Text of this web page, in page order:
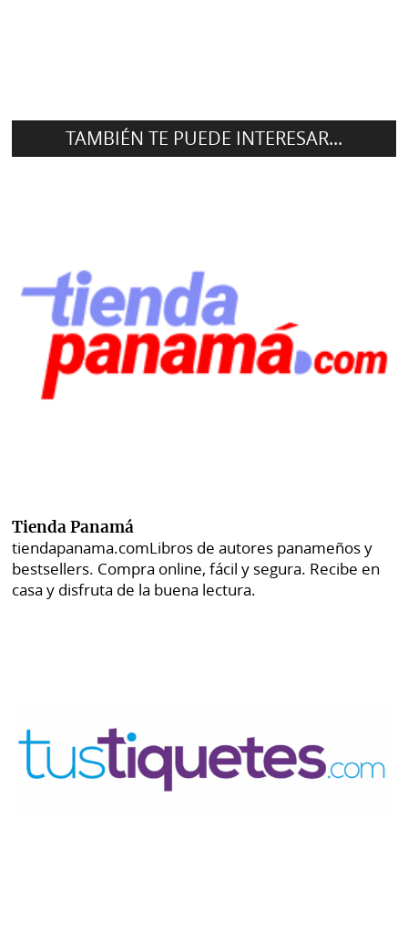
TAMBIÉN TE PUEDE INTERESAR...
Tienda Panamá
tiendapanama.comLibros de autores panameños y
bestsellers. Compra online, fácil y segura. Recibe en
casa y disfruta de la buena lectura.